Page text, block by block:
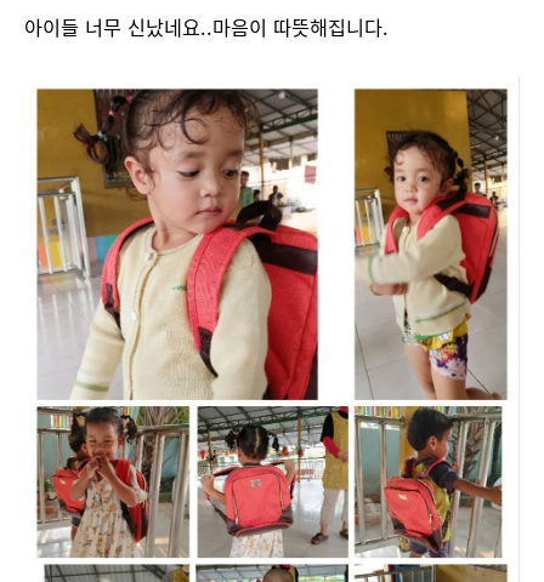
아이들 너무 신났네요..마음이 따뜻해집니다.